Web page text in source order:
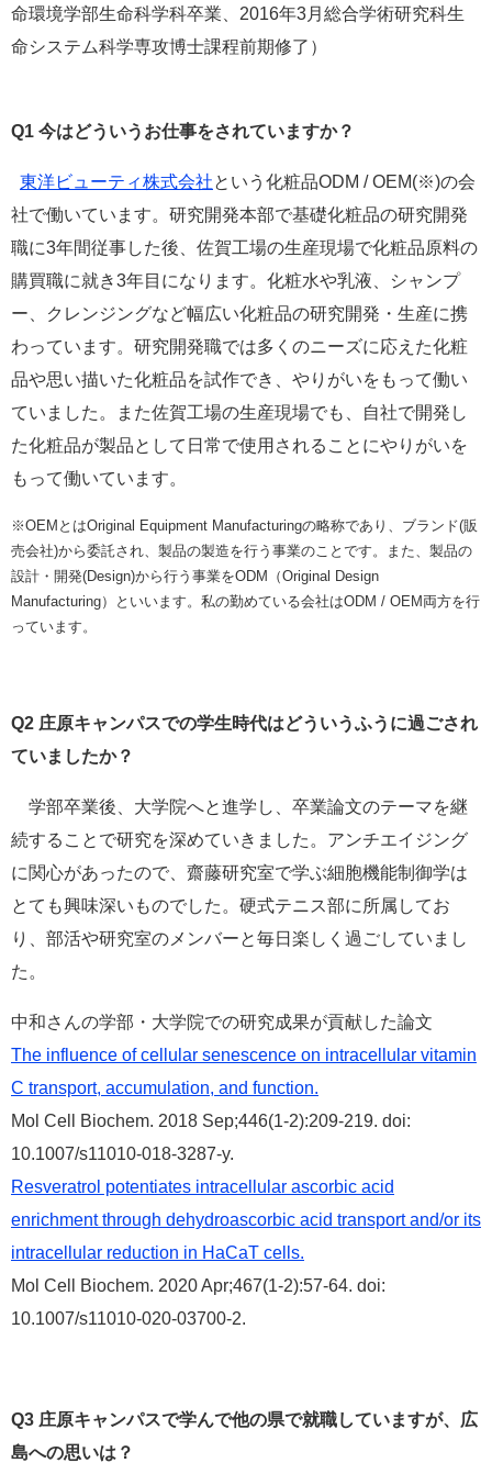
命環境学部生命科学科卒業、2016年3月総合学術研究科生
命システム科学専攻博士課程前期修了） ​​
Q1 今はどういうお仕事をされていますか？
東洋ビューティ株式会社という化粧品ODM / OEM(※)の会
社で働いています。研究開発本部で基礎化粧品の研究開発
職に3年間従事した後、佐賀工場の生産現場で化粧品原料の
購買職に就き3年目になります。化粧水や乳液、シャンプ
ー、クレンジングなど幅広い化粧品の研究開発・生産に携
わっています。研究開発職では多くのニーズに応えた化粧
品や思い描いた化粧品を試作でき、やりがいをもって働い
ていました。また佐賀工場の生産現場でも、自社で開発し
た化粧品が製品として日常で使用されることにやりがいを
もって働いています。
※OEMとはOriginal Equipment Manufacturingの略称であり、ブランド(販
売会社)から委託され、製品の製造を行う事業のことです。また、製品の
設計・開発(Design)から行う事業をODM（Original Design
Manufacturing）といいます。私の勤めている会社はODM / OEM両方を行
っています。
Q2 庄原キャンパスでの学生時代はどういうふうに過ごされ
ていましたか？
学部卒業後、大学院へと進学し、卒業論文のテーマを継
続することで研究を深めていきました。アンチエイジング
に関心があったので、齋藤研究室で学ぶ細胞機能制御学は
とても興味深いものでした。硬式テニス部に所属してお
り、部活や研究室のメンバーと毎日楽しく過ごしていまし
た。
中和さんの学部・大学院での研究成果が貢献した論文
The influence of cellular senescence on intracellular vitamin
C transport, accumulation, and function.
Mol Cell Biochem. 2018 Sep;446(1-2):209-219. doi:
10.1007/s11010-018-3287-y.
Resveratrol potentiates intracellular ascorbic acid
enrichment through dehydroascorbic acid transport and/or its
intracellular reduction in HaCaT cells.
Mol Cell Biochem. 2020 Apr;467(1-2):57-64. doi:
10.1007/s11010-020-03700-2.
Q3 庄原キャンパスで学んで他の県で就職していますが、広
島への思いは？